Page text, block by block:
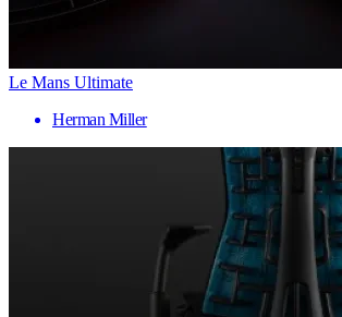
Le Mans Ultimate
Herman Miller